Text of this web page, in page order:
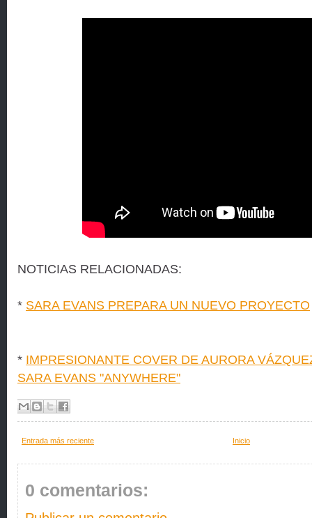
NOTICIAS RELACIONADAS:
* SARA EVANS PREPARA UN NUEVO PROYECTO
* IMPRESIONANTE COVER DE AURORA
SARA EVANS "ANYWHERE"
Entrada más reciente Inicio
0 comentarios: